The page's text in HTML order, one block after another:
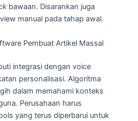
bawaan. Disarankan juga
manual pada tahap awal.
Pembuat Artikel Massal
integrasi dengan voice
personalisasi. Algoritma
dalam memahami konteks
Perusahaan harus
yang terus diperbarui untuk